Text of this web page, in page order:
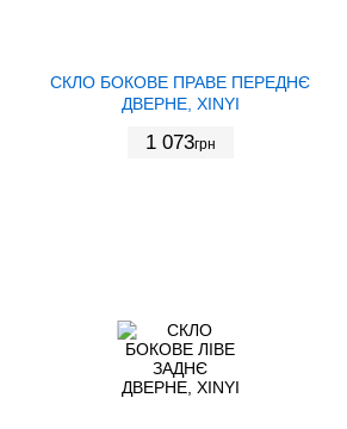
СКЛО БОКОВЕ ПРАВЕ ПЕРЕДНЄ
ДВЕРНЕ, XINYI
1 073грн